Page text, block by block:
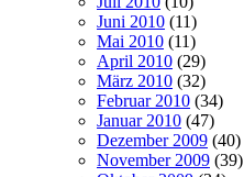
Juni 2010 (11)
Mai 2010 (11)
April 2010 (29)
März 2010 (32)
Februar 2010 (34)
Januar 2010 (47)
Dezember 2009 (40)
November 2009 (39)